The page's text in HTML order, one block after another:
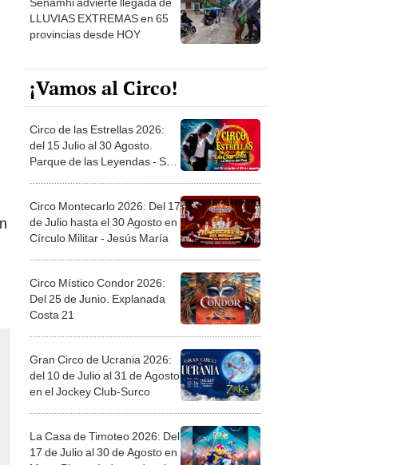
LLUVIAS EXTREMAS en 65
provincias desde HOY
¡Vamos al Circo!
del 15 Julio al 30 Agosto.
Parque de las Leyendas - San
Miguel
de Julio hasta el 30 Agosto en
Círculo Militar - Jesús María
Del 25 de Junio. Explanada
Costa 21
del 10 de Julio al 31 de Agosto
en el Jockey Club-Surco
17 de Julio al 30 de Agosto en
Mega Plaza - Independencia